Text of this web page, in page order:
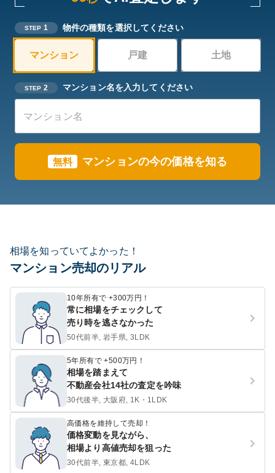
STEP 1 物件の種類を選択してください
マンション 戸建 土地
STEP 2 マンション名を入力してください
無料 マンションの今の価格を知る
相場を知っていてよかった！
マンション売却のリアル
10年所有で +300万円！
常に相場をチェックして
売り時を逃さなかった
50代前半, 岩手県, 3LDK
5年所有で +500万円！
相場を踏まえて
不動産会社14社の査定を吟味
30代後半, 大阪府, 1K・1LDK
高価格を維持して売却！
価格変動を見ながら、
相場より高値売却を狙った
30代前半, 東京都, 4LDK